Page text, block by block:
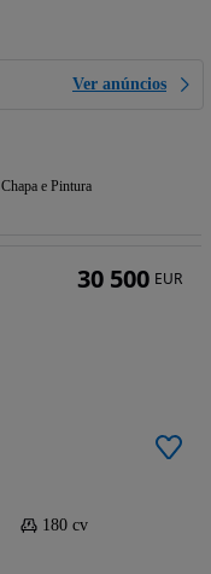
Ver anúncios
Chapa e Pintura
180 cv
30 500 EUR